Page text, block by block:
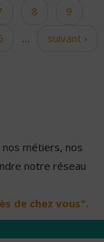
8
9
…
suivant ›
métiers, nos
notre réseau
de chez vous".